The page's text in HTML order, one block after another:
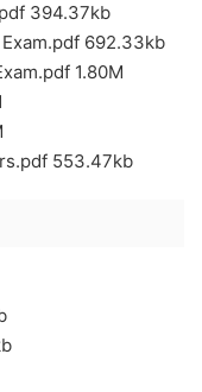
394.37kb
692.33kb
1.80M
553.47kb